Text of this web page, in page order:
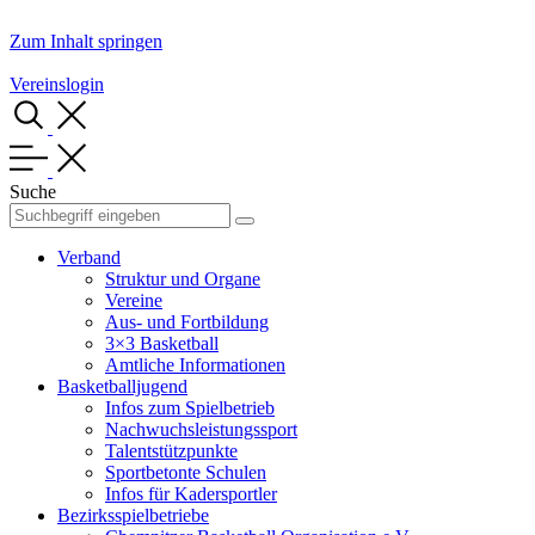
Zum Inhalt springen
Vereinslogin
Suche
Verband
Struktur und Organe
Vereine
Aus- und Fortbildung
3×3 Basketball
Amtliche Informationen
Basketballjugend
Infos zum Spielbetrieb
Nachwuchsleistungssport
Talentstützpunkte
Sportbetonte Schulen
Infos für Kadersportler
Bezirksspielbetriebe